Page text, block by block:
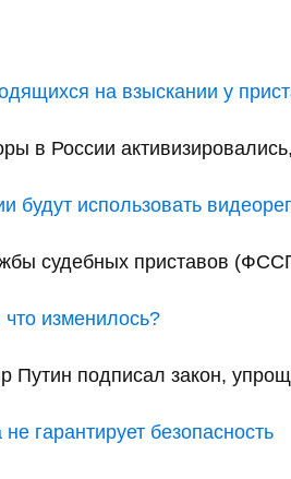
на взыскании у
в России
будут использовать
судебных приставов
изменилось?
Путин подписал закон,
гарантирует безопасность